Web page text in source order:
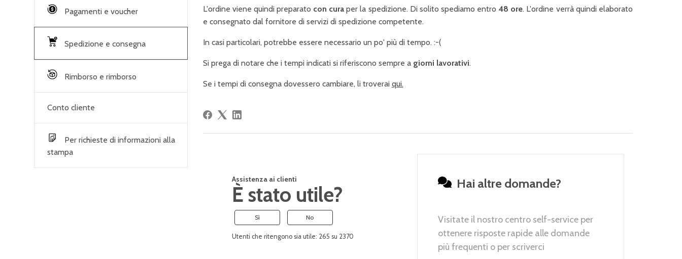
Pagamenti e voucher
Spedizione e consegna
Rimborso e rimborso
Conto cliente
Per richieste di informazioni alla
stampa
L'ordine viene quindi preparato con cura per la spedizione. Di solito spediamo entro48 ore. L'ordine verrà quindi elaborato
e consegnato dal fornitore di servizi di spedizione competente.
In casi particolari, potrebbe essere necessario un po' più di tempo. :-(
Si prega di notare che i tempi indicati si riferiscono sempre a giorni lavorativi.
Se i tempi di consegna dovessero cambiare, li troverai qui.
Assistenza ai clienti
È stato utile?
Sì No
Utenti che ritengono sia utile: 265 su 2370
Hai altre domande?
Visitate il nostro centro self-service per
ottenere risposte rapide alle domande
più frequenti o per scriverci